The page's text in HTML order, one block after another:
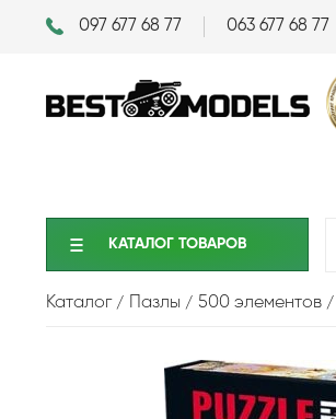
097 677 68 77 063 677 68 77
КАТАЛОГ ТОВАРОВ
Каталог Пазлы 500 элементов